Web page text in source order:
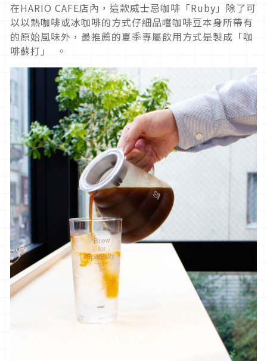
在HARIO CAFE店內，這款威士忌咖啡「Ruby」除了可
以以熱咖啡或冰咖啡的方式仔細品嚐咖啡豆本身所帶有
的原始風味外，最推薦的夏季專屬飲用方式是製成「咖
啡蘇打」 。